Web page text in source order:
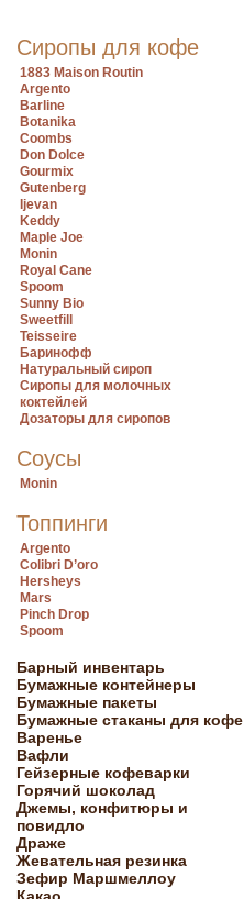
Сиропы для кофе
1883 Maison Routin
Argento
Barline
Botanika
Coombs
Don Dolce
Gourmix
Gutenberg
Ijevan
Keddy
Maple Joe
Monin
Royal Cane
Spoom
Sunny Bio
Sweetfill
Teisseire
Баринофф
Натуральный сироп
Сиропы для молочных
коктейлей
Дозаторы для сиропов
Соусы
Monin
Топпинги
Argento
Colibri D’oro
Hersheys
Mars
Pinch Drop
Spoom
Барный инвентарь
Бумажные контейнеры
Бумажные пакеты
Бумажные стаканы для кофе
Варенье
Вафли
Гейзерные кофеварки
Горячий шоколад
Джемы, конфитюры и
повидло
Драже
Жевательная резинка
Зефир Маршмеллоу